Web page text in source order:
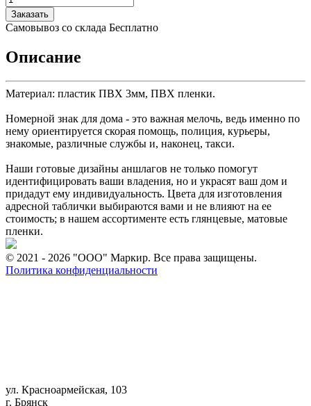
Заказать
Самовывоз со склада Бесплатно
Описание
Материал: пластик ПВХ 3мм, ПВХ пленки.
Номерной знак для дома - это важная мелочь, ведь именно по
нему ориентируется скорая помощь, полиция, курьеры,
знакомые, различные службы и, наконец, такси.
Наши готовые дизайны аншлагов не только помогут
идентифицировать ваши владения, но и украсят ваш дом и
придадут ему индивидуальность. Цвета для изготовления
адресной таблички выбираются вами и не влияют на ее
стоимость; в нашем ассортименте есть глянцевые, матовые
пленки.
© 2021 - 2026 "ООО" Маркир. Все права защищены.
Политика конфиденциальности
ул. Красноармейская, 103
г. Брянск